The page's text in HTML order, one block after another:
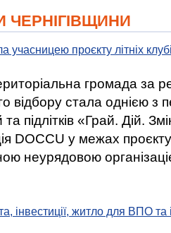
ЧЕРНІГІВЩИНИ
учасницею проєкту літніх
громада за
відбору стала однією
та підлітків «Грай. Дій.
DOCCU у межах
неурядовою
інвестиції, житло для ВПО